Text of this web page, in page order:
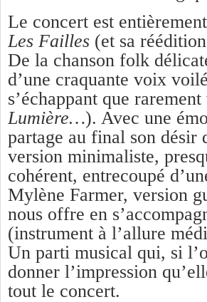
Le concert est
Les Failles (et sa
De la chanson folk
d’une craquante voix
s’échappant que
Lumière…). Avec une
partage au final son désir
version minimaliste,
cohérent, entrecoupé
Mylène Farmer, version
nous offre en
(instrument à l’allure
Un parti musical qui, si
donner l’impression
tout le concert.